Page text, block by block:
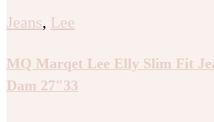
Jeans, Lee
MQ Marqet Lee Elly Slim Fit
Dam 27″33